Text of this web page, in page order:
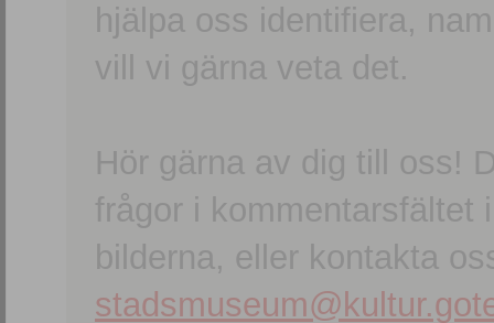
hjälpa oss identifiera,
vill vi gärna veta det.
Hör gärna av dig till oss!
frågor i kommentarsfältet
bilderna, eller kontakta